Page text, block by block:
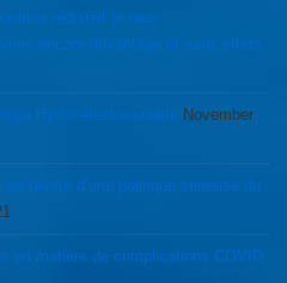
réduirait le taux
encore davantage et sans effets
Hydro-électro-solaire November
faveur d’une politique sérieuse du
en matière de complications COVID